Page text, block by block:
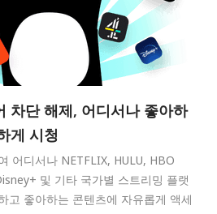
차단 해제, 어디서나 좋아하
게 시청
어디서나 NETFLIX, HULU, HBO
및 기타 국가별 스트리밍 플랫
고 좋아하는 콘텐츠에 자유롭게 액세